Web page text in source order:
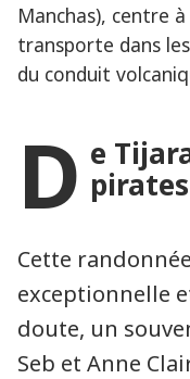
Manchas), centre
transporte dans
du conduit
D e
Cette
exceptionnelle
doute, un
Seb et Anne